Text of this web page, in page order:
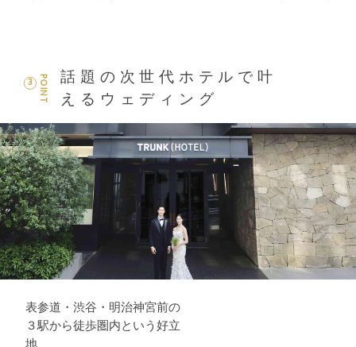
POINT
3
話題の次世代ホテルで叶
えるウェディング
表参道・渋谷・明治神宮前の
３駅から徒歩圏内という好立
地